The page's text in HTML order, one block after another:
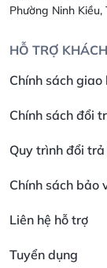
Phường Ninh
HỖ TRỢ
Chính sách giao
Chính sách đổi
Quy trình đổi
Chính sách bảo
Liên hệ hỗ trợ
Tuyển dụng